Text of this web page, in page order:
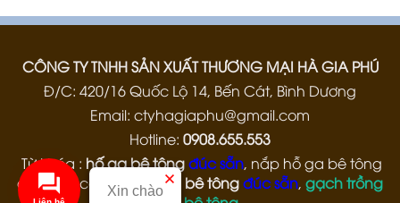
CÔNG TY TNHH SẢN XUẤT THƯƠNG MẠI HÀ GIA PHÚ
Đ/C: 420/16 Quốc Lộ 14, Bến Cát, Bình Dương
Email: ctyhagiaphu@gmail.com
Hotline: 0908.655.553
Từ khóa : hố ga bê tôngđúc sẵn, nắp hỗ ga bê tông
đúc sẵn, các loại bó vỉa bê tôngđúc sẵn, gạch trồng
Xin chào